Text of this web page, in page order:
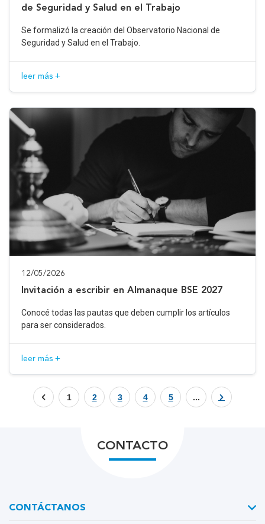
de Seguridad y Salud en el Trabajo
Se formalizó la creación del Observatorio Nacional de
Seguridad y Salud en el Trabajo.
leer más +
12/05/2026
Invitación a escribir en Almanaque BSE 2027
Conocé todas las pautas que deben cumplir los artículos
para ser considerados.
leer más +
1 2 3 4 5 ...
CONTACTO
CONTÁCTANOS